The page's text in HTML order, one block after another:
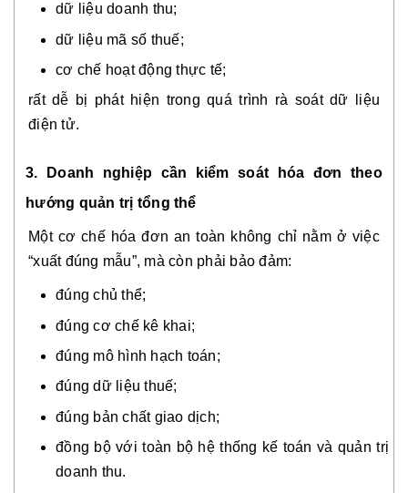
dữ liệu doanh thu;
dữ liệu mã số thuế;
cơ chế hoạt động thực tế;
rất dễ bị phát hiện trong quá trình rà soát dữ liệu
điện tử.
3. Doanh nghiệp cần kiểm soát hóa đơn theo
hướng quản trị tổng thể
Một cơ chế hóa đơn an toàn không chỉ nằm ở việc
“xuất đúng mẫu”, mà còn phải bảo đảm:
đúng chủ thể;
đúng cơ chế kê khai;
đúng mô hình hạch toán;
đúng dữ liệu thuế;
đúng bản chất giao dịch;
đồng bộ với toàn bộ hệ thống kế toán và quản trị
doanh thu.